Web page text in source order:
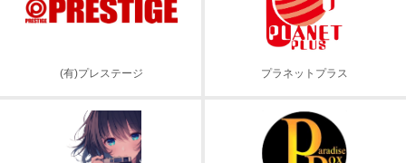
(有)プレステージ プラネットプラス